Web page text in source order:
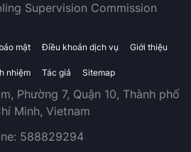
Supervision Commission
mật Điều khoản dịch vụ Giới thiệu
nhiệm Tác giả Sitemap
Phường 7, Quận 10, Thành phố
Minh, Vietnam
588829294